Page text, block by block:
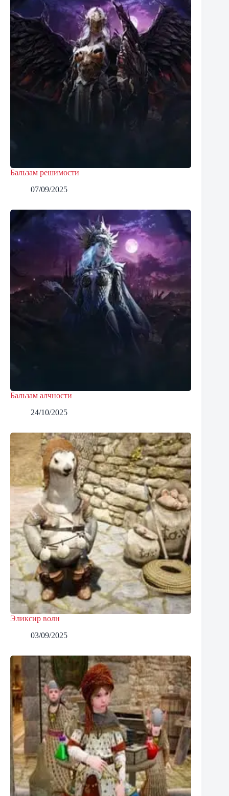
Бальзам решимости
07/09/2025
Бальзам алчности
24/10/2025
Эликсир волн
03/09/2025